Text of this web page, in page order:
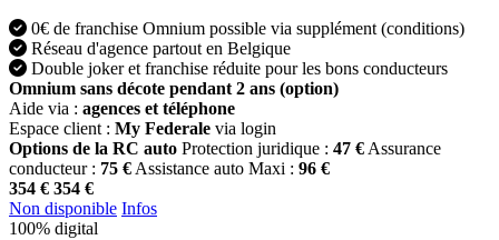
0€ de franchise Omnium possible via supplément (conditions)
Réseau d'agence partout en Belgique
Double joker et franchise réduite pour les bons conducteurs
Omnium sans décote pendant 2 ans (option)
Aide via : agences et téléphone
Espace client : My Federale via login
Options de la RC auto Protection juridique : 47 € Assurance
conducteur : 75 € Assistance auto Maxi : 96 €
354 € 354 €
Non disponible Infos
100% digital